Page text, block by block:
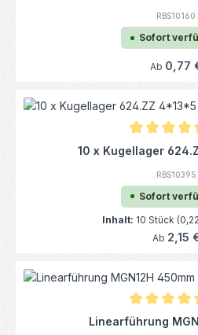
RBS10160
Sofort
Regulärer
Ab 0,77
10 x Kugellager
RBS10395
Sofort
Inhalt: 10 Stück
Regulärer
Ab 2,15
Linearführung